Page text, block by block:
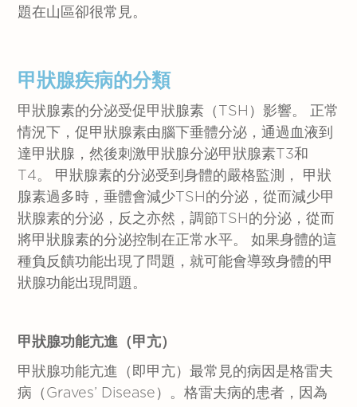
題在山區卻很常見。
甲狀腺疾病的分類
甲狀腺素的分泌受促甲狀腺素（TSH）影響。 正常
情況下，促甲狀腺素由腦下垂體分泌，通過血液到
達甲狀腺，然後刺激甲狀腺分泌甲狀腺素T3和
T4。 甲狀腺素的分泌受到身體的嚴格監測， 甲狀
腺素過多時，垂體會減少TSH的分泌，從而減少甲
狀腺素的分泌，反之亦然，調節TSH的分泌，從而
將甲狀腺素的分泌控制在正常水平。 如果身體的這
種負反饋功能出現了問題，就可能會導致身體的甲
狀腺功能出現問題。
甲狀腺功能亢進（甲亢）
甲狀腺功能亢進（即甲亢）最常見的病因是格雷夫
病（Graves’ Disease）。格雷夫病的患者，因為